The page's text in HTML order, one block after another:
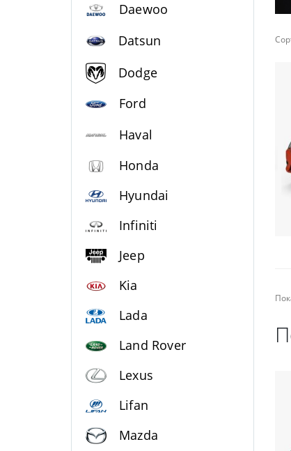
Daewoo
Datsun
Dodge
Ford
Haval
Honda
Hyundai
Infiniti
Jeep
Kia
Lada
Land Rover
Lexus
Lifan
Mazda